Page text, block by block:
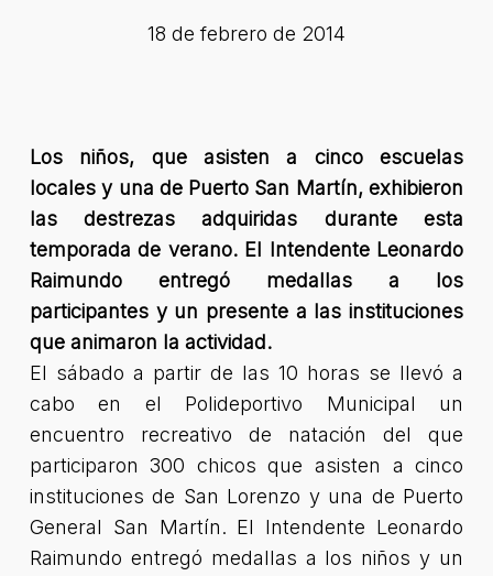
18 de febrero de 2014
Los niños, que asisten a cinco escuelas
locales y una de Puerto San Martín, exhibieron
las destrezas adquiridas durante esta
temporada de verano. El Intendente Leonardo
Raimundo entregó medallas a los
participantes y un presente a las instituciones
que animaron la actividad.
El sábado a partir de las 10 horas se llevó a
cabo en el Polideportivo Municipal un
encuentro recreativo de natación del que
participaron 300 chicos que asisten a cinco
instituciones de San Lorenzo y una de Puerto
General San Martín. El Intendente Leonardo
Raimundo entregó medallas a los niños y un